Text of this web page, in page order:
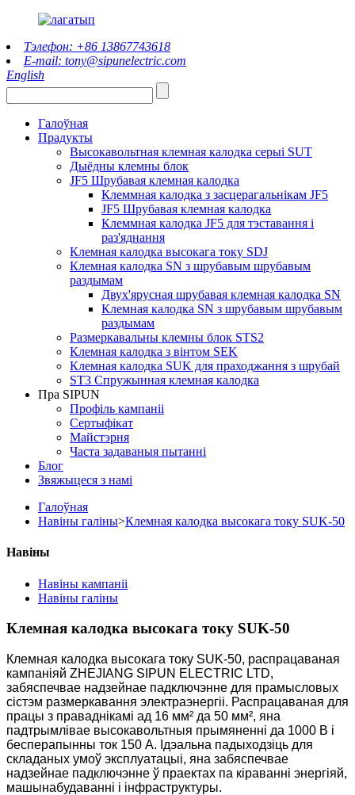
Тэлефон: +86 13867743618
E-mail: tony@sipunelectric.com
English
Галоўная
Прадукты
Высокавольтная клемная калодка серыі SUT
Дыёдны клемны блок
JF5 Шрубавая клемная калодка
Клеммная калодка з засцерагальнікам JF5
JF5 Шрубавая клемная калодка
Клеммная калодка JF5 для тэставання і
раз'яднання
Клемная калодка высокага току SDJ
Клемная калодка SN з шрубавым шрубавым
раздымам
Двух'ярусная шрубавая клемная калодка SN
Клемная калодка SN з шрубавым шрубавым
раздымам
Размеркавальны клемны блок STS2
Клемная калодка з вінтом SEK
Клемная калодка SUK для праходжання з шрубай
ST3 Спружынная клемная калодка
Пра SIPUN
Профіль кампаніі
Сертыфікат
Майстэрня
Часта задаваныя пытанні
Блог
Звяжыцеся з намі
Галоўная
Навіны галіны>Клемная калодка высокага току SUK-50
Навіны
Навіны кампаніі
Навіны галіны
Клемная калодка высокага току SUK-50
Клемная калодка высокага току SUK-50, распрацаваная
кампаніяй ZHEJIANG SIPUN ELECTRIC LTD,
забяспечвае надзейнае падключэнне для прамысловых
сістэм размеркавання электраэнергіі. Распрацаваная для
працы з праваднікамі ад 16 мм² да 50 мм², яна
падтрымлівае высокавольтныя прымяненні да 1000 В і
бесперапынны ток 150 А. Ідэальна падыходзіць для
складаных умоў эксплуатацыі, яна забяспечвае
надзейнае падключэнне ў праектах па кіраванні энергіяй,
машынабудаванні і інфраструктуры.